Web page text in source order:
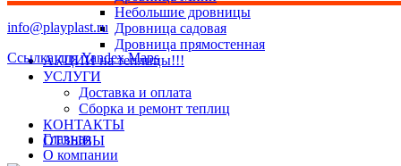
Небольшие дровницы
Дровница садовая
Дровница прямостенная
АКЦИИ на теплицы!!!
УСЛУГИ
Доставка и оплата
Сборка и ремонт теплиц
КОНТАКТЫ
ОТЗЫВЫ
info@playplast.ru
Ссылка для Yandex Maps
Главная
О компании